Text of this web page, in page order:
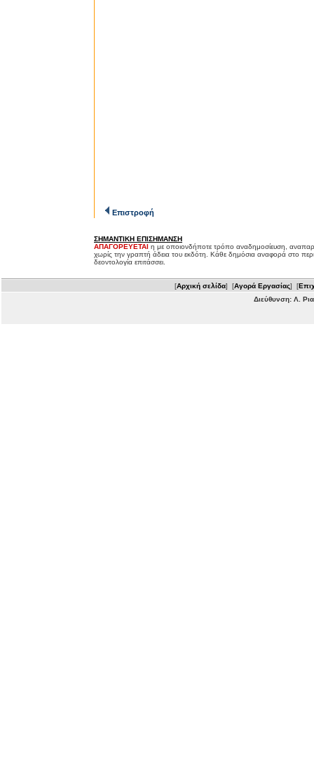
Επιστροφή
ΣΗΜΑΝΤΙΚΗ ΕΠΙΣΗΜΑΝΣΗ
ΑΠΑΓΟΡΕΥΕΤΑΙ η με οποιονδήποτε τρόπο αναδημοσίευση,
χωρίς την γραπτή άδεια του εκδότη. Κάθε δημόσια αναφορά στο
δεοντολογία επιτάσσει.
[Αρχική σελίδα] [Αγορά Εργασίας] [
Διεύθυνση: Λ.